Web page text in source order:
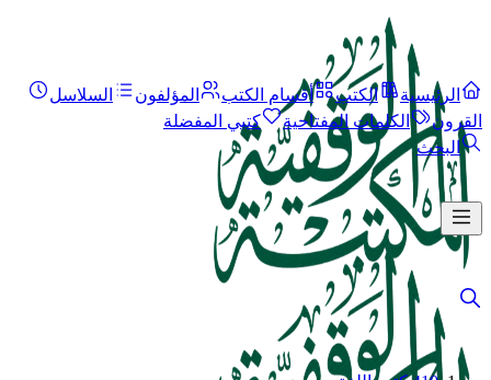
الرئيسية الكتب أقسام الكتب المؤلفون
السلاسل
القرون
الكلمات المفتاحية
كتبي المفضلة
البحث